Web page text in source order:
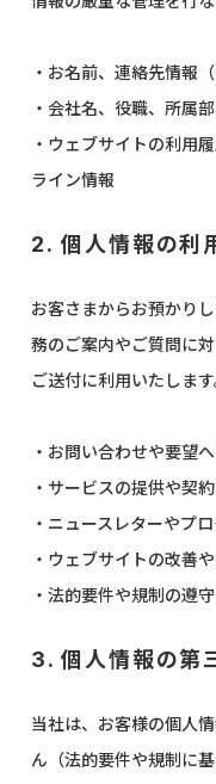
・お名前、連絡先情報
・会社名、役職、所属
・ウェブサイトの利用
ライン情報
2. 個人情報の利
お客さまからお預かり
務のご案内やご質問に
ご送付に利用いたします
・お問い合わせや要望
・サービスの提供や契
・ニュースレターやプ
・ウェブサイトの改善
・法的要件や規制の遵守
3. 個人情報の第
当社は、お客様の個人
ん（法的要件や規制に